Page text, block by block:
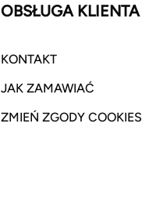
OBSŁUGA KLIENTA
KONTAKT
JAK ZAMAWIAĆ
ZMIEŃ ZGODY COOKIES